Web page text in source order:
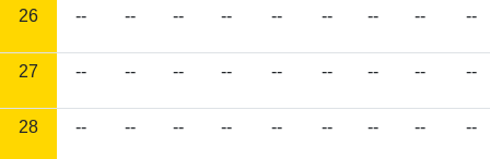
26 -- -- -- -- -- -- -- -- --
27 -- -- -- -- -- -- -- -- --
28 -- -- -- -- -- -- -- -- --